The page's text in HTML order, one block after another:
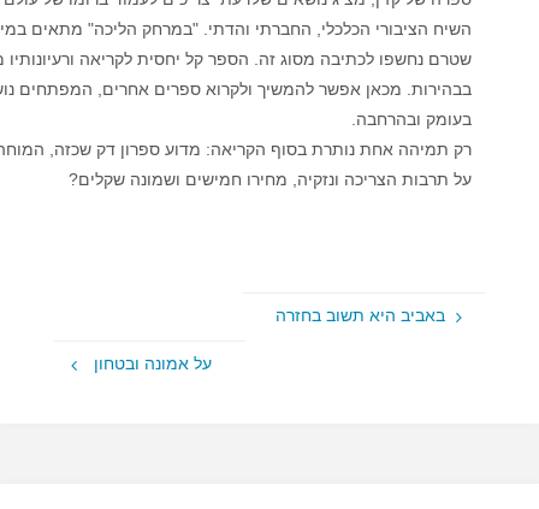
השיח הציבורי הכלכלי, החברתי והדתי. "במרחק הליכה" מתאים
שטרם נחשפו לכתיבה מסוג זה. הספר קל יחסית לקריאה ורעיונותיו
בבהירות. מכאן אפשר להמשיך ולקרוא ספרים אחרים, המפתחים
בעומק ובהרחבה.
רק תמיהה אחת נותרת בסוף הקריאה: מדוע ספרון דק שכזה,
על תרבות הצריכה ונזקיה, מחירו חמישים ושמונה שקלים?
באביב היא תשוב בחזרה
על אמונה ובטחון